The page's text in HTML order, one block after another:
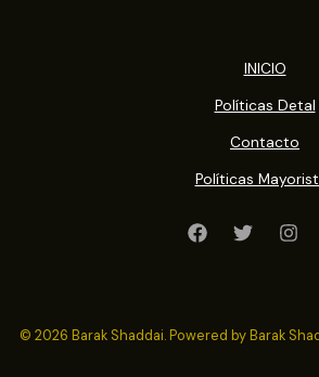
INICIO
Políticas Detal
Contacto
Políticas
© 2026 Barak Shaddai. Powered by Barak